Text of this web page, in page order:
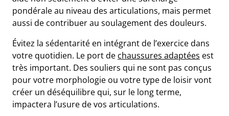
pondérale au niveau des articulations, mais permet
aussi de contribuer au soulagement des douleurs.
Évitez la sédentarité en intégrant de l’exercice dans
votre quotidien. Le port de chaussures adaptées est
très important. Des souliers qui ne sont pas conçus
pour votre morphologie ou votre type de loisir vont
créer un déséquilibre qui, sur le long terme,
impactera l’usure de vos articulations.